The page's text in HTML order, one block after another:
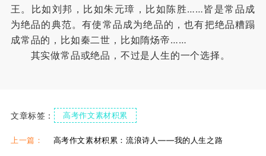
王。比如刘邦，比如朱元璋，比如陈胜……皆是常品成
为绝品的典范。有使常品成为绝品的，也有把绝品糟蹋
成常品的，比如秦二世，比如隋炀帝……
其实做常品或绝品，不过是人生的一个选择。
文章标签： 高考作文素材积累
上一篇： 高考作文素材积累：流浪诗人——我的人生之路